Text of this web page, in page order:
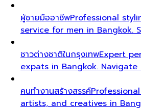
ผู้ชายมืออาชีพProfessional
service for men in Bangkok.
ชาวต่างชาติในกรุงเทพExpert
expats in Bangkok.
คนทำงานสร้างสรรค์
artists, and creatives in